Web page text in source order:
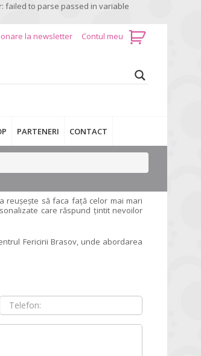
failed to parse passed in variable
la newsletter
Contul meu
PARTENERI CONTACT
reușește să faca față celor mai mari
care răspund țintit nevoilor
Fericirii Brasov, unde abordarea